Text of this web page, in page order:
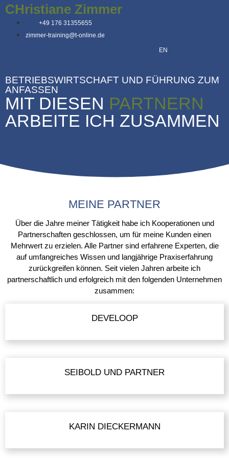
CHristiane Zimmer
+49 176 31355655
zimmer-training@t-online.de
EN
BETRIEBSWIRTSCHAFT UND FÜHRUNG ZUM
ANFASSEN
MIT DIESEN PARTNERN
ARBEITE ICH ZUSAMMEN
MEINE PARTNER
Über die Jahre meiner Tätigkeit habe ich Kooperationen und
Partnerschaften geschlossen, um für meine Kunden einen
Mehrwert zu erzielen. Alle Partner sind erfahrene Experten, die
auf umfangreiches Wissen und langjährige Praxiserfahrung
zurückgreifen können. Seit vielen Jahren arbeite ich
partnerschaftlich und erfolgreich mit den folgenden Unternehmen
zusammen:
DEVELOOP
SEIBOLD UND PARTNER
KARIN DIECKERMANN